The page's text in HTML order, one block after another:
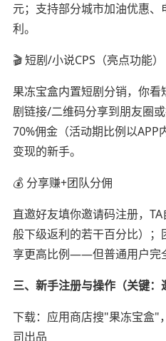
元；支持部分城市加油优惠
利。
🎬 短剧/小说CPS（亮点功能）
果冻宝盒内置短剧分销，你
剧链接/二维码分享到朋友圈
70%佣金（活动期比例以APP
变现的新手。
💰 分享赚+团队分佣
直邀好友填你邀请码注册，
般下级返利的若干百分比）
享更高比例——但普通用户完
三、新手注册与操作（关键：
下载：应用商店搜"果冻宝盒"
司出品